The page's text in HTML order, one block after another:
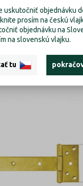
VÝPRODEJ
uskutočniť objednávku
prosím na českú
objednávku na
na slovenskú vlajku.
tu